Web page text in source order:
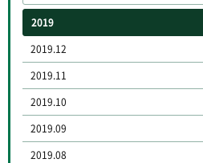
2019
2019.12
2019.11
2019.10
2019.09
2019.08